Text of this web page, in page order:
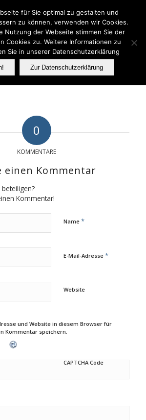
0
KOMMENTARE
einen Kommentar
Kommentar!
Name *
E-Mail-Adresse *
Website
und Website in diesem Browser für
Kommentar speichern.
CAPTCHA Code
für Sie optimal zu gestalten und
zu können, verwenden wir Cookies.
Nutzung der Webseite stimmen Sie der
Cookies zu. Weitere Informationen zu
Sie in unserer Datenschutzerklärung
Zur Datenschutzerklärung